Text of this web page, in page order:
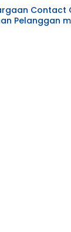
Contact
Pelanggan